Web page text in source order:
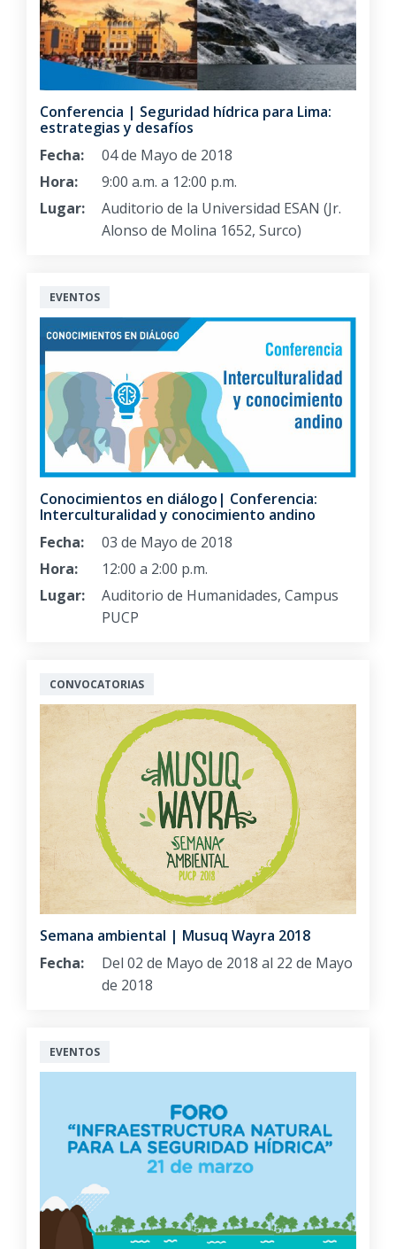
Conferencia | Seguridad hídrica para Lima:
estrategias y desafíos
Fecha:
04 de Mayo de 2018
Hora:
9:00 a.m. a 12:00 p.m.
Lugar:
Auditorio de la Universidad ESAN (Jr.
Alonso de Molina 1652, Surco)
EVENTOS
Conocimientos en diálogo| Conferencia:
Interculturalidad y conocimiento andino
Fecha:
03 de Mayo de 2018
Hora:
12:00 a 2:00 p.m.
Lugar:
Auditorio de Humanidades, Campus
PUCP
CONVOCATORIAS
Semana ambiental | Musuq Wayra 2018
Fecha:
Del 02 de Mayo de 2018 al 22 de Mayo
de 2018
EVENTOS